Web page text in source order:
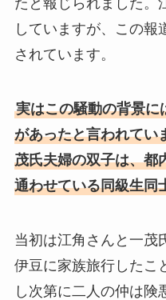
たと報じられました。
していますが、この報
されています。
実はこの騒動の背景に
があったと言われてい
茂氏夫婦の双子は、都
通わせている同級生同
当初は江角さんと一茂
伊豆に家族旅行したこ
し次第に二人の仲は険